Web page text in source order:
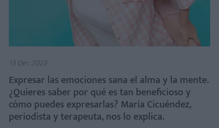
13 Dec 2023
Expresar las emociones sana el alma y la mente.
¿Quieres saber por qué es tan beneficioso y
cómo puedes expresarlas? María Cicuéndez,
periodista y terapeuta, nos lo explica.